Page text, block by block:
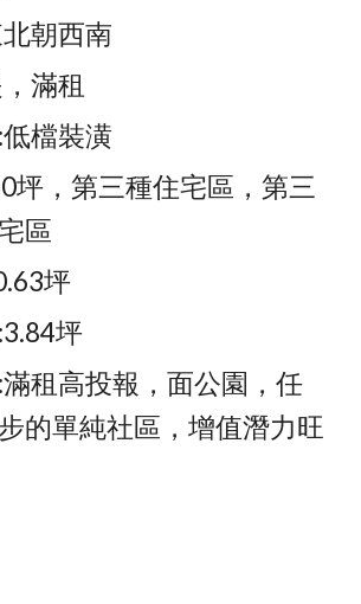
朝西南
滿租
檔裝潢
坪，第三種住宅區，第三
區
坪
坪
租高投報，面公園，任
的單純社區，增值潛力旺